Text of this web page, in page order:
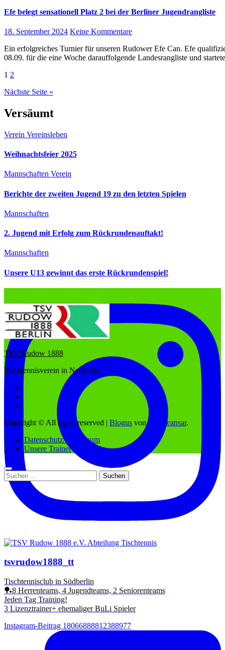
Efe belegt sensationell Platz 2 bei der Berliner Jugendrangliste
18. September 2024 Keine Kommentare
Ein erfolgreiches Turnier für unseren Rudower Efe Can. Efe qualifizierte sich mit dem überraschenden Sieg der 2. Vorrangliste, am Sonntag den
08.09. für die eine Woche darauffolgende Landesrangliste und
Seitennummerierung
der
1 2
Nächste Seite »
Versäumt
Verein Vereinsleben
Weihnachtsfeier 2025
Mannschaften Verein
Berichte der zweiten Jugend 19 zu den letzten Spielen
Mannschaften
2. Jugend mit Erfolg zum Rückrundenauftakt!
Mannschaften
Unsere U13 gewinnt das erste Rückrundenspiel!
tsvrudow1888_tt
Tischtennisclub in Südberlin
🏓8 Herrenteams, 4 Jugendteams, 2 Seniorenteams
Jeden Tag Training!
3 Lizenztrainer+ ehemaliger BuLi Spieler
Instagram-Beitrag 18066888812388977
TSV Rudow 1888
Tischtennisverein in Neukölln
Copyright © All rights reserved | Blogus von Themeansar.
Datenschutz/Impressum
Unsere Trainer
Suchen
nach: